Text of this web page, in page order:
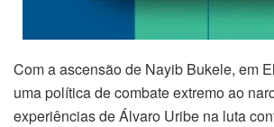
Com a ascensão de Nayib Bukele, em
uma política de combate extremo ao
experiências de Álvaro Uribe na luta